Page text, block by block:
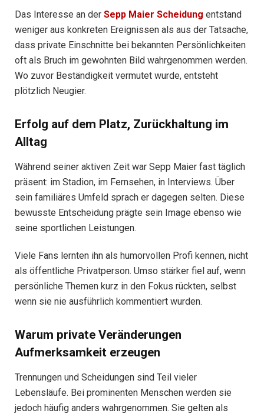
Das Interesse an der Sepp Maier Scheidung entstand
weniger aus konkreten Ereignissen als aus der Tatsache,
dass private Einschnitte bei bekannten Persönlichkeiten
oft als Bruch im gewohnten Bild wahrgenommen werden.
Wo zuvor Beständigkeit vermutet wurde, entsteht
plötzlich Neugier.
Erfolg auf dem Platz, Zurückhaltung im
Alltag
Während seiner aktiven Zeit war Sepp Maier fast täglich
präsent: im Stadion, im Fernsehen, in Interviews. Über
sein familiäres Umfeld sprach er dagegen selten. Diese
bewusste Entscheidung prägte sein Image ebenso wie
seine sportlichen Leistungen.
Viele Fans lernten ihn als humorvollen Profi kennen, nicht
als öffentliche Privatperson. Umso stärker fiel auf, wenn
persönliche Themen kurz in den Fokus rückten, selbst
wenn sie nie ausführlich kommentiert wurden.
Warum private Veränderungen
Aufmerksamkeit erzeugen
Trennungen und Scheidungen sind Teil vieler
Lebensläufe. Bei prominenten Menschen werden sie
jedoch häufig anders wahrgenommen. Sie gelten als